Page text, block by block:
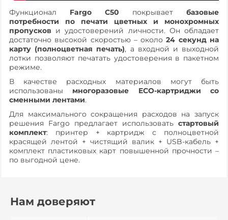
Функционал Fargo C50 покрывает базовые
потребности по печати цветных и монохромных
пропусков и удостоверений личности. Он обладает
достаточно высокой скоростью – около24 секунд на
карту (полноцветная печать), а входной и выходной
лотки позволяют печатать удостоверения в пакетном
режиме.
В качестве расходных материалов могут быть
использованы многоразовые ECO-картриджи со
сменными лентами.
Для максимального сокращения расходов на запуск
решения Fargo предлагает использовать стартовый
комплект: принтер + картридж с полноцветной
красящей лентой + чистящий валик + USB-кабель +
комплект пластиковых карт повышенной прочности –
по выгодной цене.
Нам доверяют